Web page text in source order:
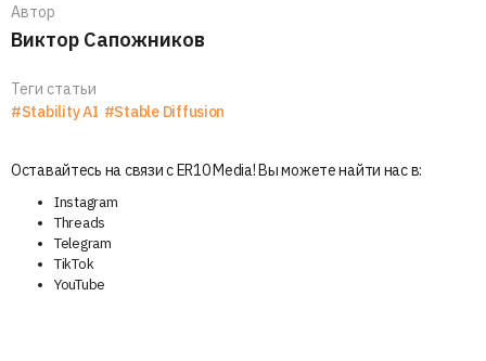
Автор
Виктор Сапожников
Теги статьи
#Stability AI #Stable Diffusion
Оставайтесь на связи с ER10 Media! Вы можете найти нас в:
Instagram
Threads
Telegram
TikTok
YouTube